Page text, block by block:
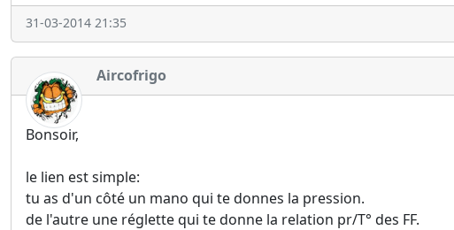
31-03-2014 21:35
Aircofrigo
Bonsoir,
le lien est simple:
tu as d'un côté un mano qui te donnes la pression.
de l'autre une réglette qui te donne la relation pr/T° des FF.